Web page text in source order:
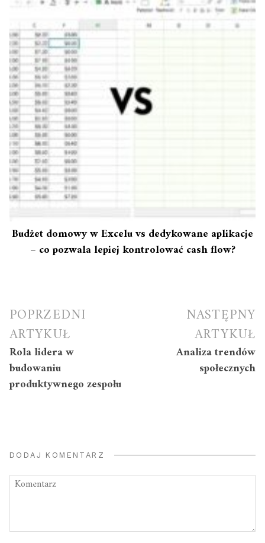
Budżet domowy w Excelu vs dedykowane aplikacje
– co pozwala lepiej kontrolować cash flow?
Nawigacja
wpisu
POPRZEDNI
ARTYKUŁ
Rola lidera w
budowaniu
produktywnego zespołu
NASTĘPNY
ARTYKUŁ
Analiza trendów
społecznych
DODAJ KOMENTARZ